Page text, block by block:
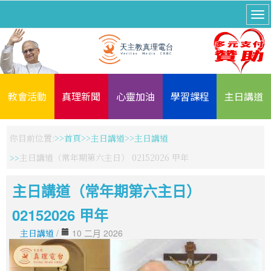
教會活動 真理新聞 心靈加油 學習課程 主日講道
你目前位置: 首頁 主日講道
主日講道
主日講道（常年期第六主日） 02152026 甲年
主日講道（常年期第六主日）
02152026 甲年
主日講道 / 10 二月 2026